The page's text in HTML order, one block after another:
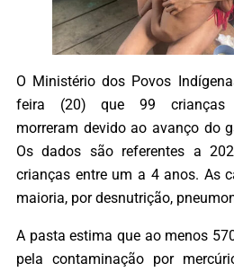
O Ministério dos Povos
feira (20) que 99 crianças
morreram devido ao avanço do
Os dados são referentes a
crianças entre um a 4 anos. As
maioria, por desnutrição,
A pasta estima que ao menos
pela contaminação por